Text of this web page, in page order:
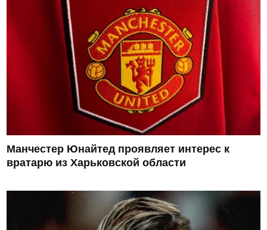
Манчестер Юнайтед проявляет интерес к
вратарю из Харьковской области